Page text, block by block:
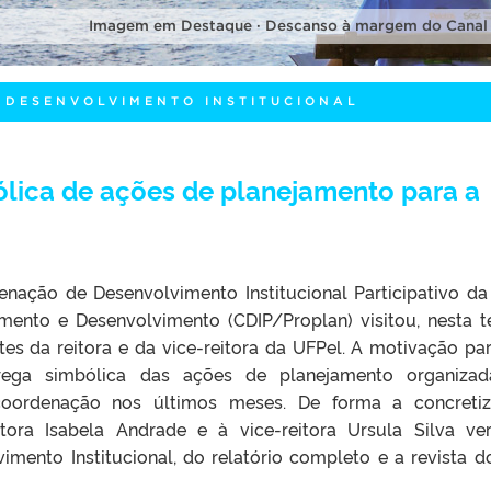
Imagem em Destaque · Descanso à margem do
INSTITUCIONAL
de ações de planejamento para a
de Desenvolvimento Institucional Participativo
e Desenvolvimento (CDIP/Proplan) visitou, nesta
da reitora e da vice-reitora da UFPel. A motivação
simbólica das ações de planejamento
nos últimos meses. De forma a
Isabela Andrade e à vice-reitora Ursula Silva
Institucional, do relatório completo e a revista